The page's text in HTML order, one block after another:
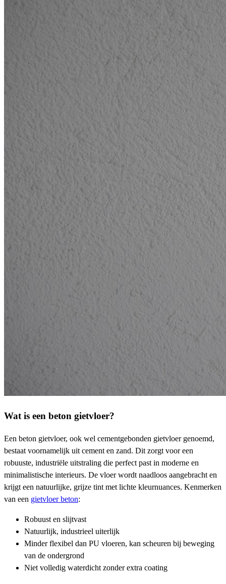
Wat is een beton gietvloer?
Een beton gietvloer, ook wel cementgebonden gietvloer genoemd,
bestaat voornamelijk uit cement en zand. Dit zorgt voor een
robuuste, industriële uitstraling die perfect past in moderne en
minimalistische interieurs. De vloer wordt naadloos aangebracht en
krijgt een natuurlijke, grijze tint met lichte kleurnuances. Kenmerken
van een gietvloer beton:
Robuust en slijtvast
Natuurlijk, industrieel uiterlijk
Minder flexibel dan PU vloeren, kan scheuren bij beweging
van de ondergrond
Niet volledig waterdicht zonder extra coating